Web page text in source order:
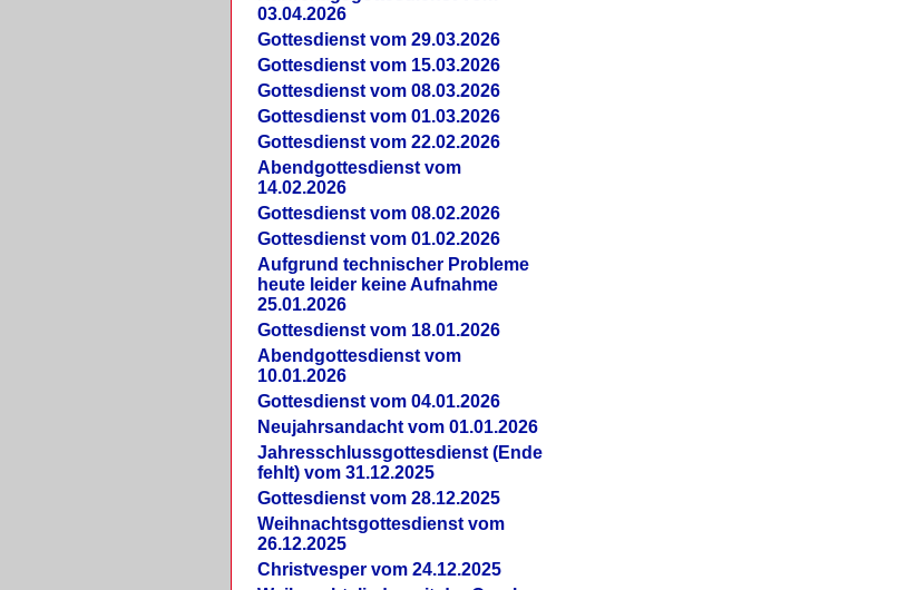
03.04.2026
Gottesdienst vom 29.03.2026
Gottesdienst vom 15.03.2026
Gottesdienst vom 08.03.2026
Gottesdienst vom 01.03.2026
Gottesdienst vom 22.02.2026
Abendgottesdienst vom
14.02.2026
Gottesdienst vom 08.02.2026
Gottesdienst vom 01.02.2026
Aufgrund technischer Probleme
heute leider keine Aufnahme
25.01.2026
Gottesdienst vom 18.01.2026
Abendgottesdienst vom
10.01.2026
Gottesdienst vom 04.01.2026
Neujahrsandacht vom 01.01.2026
Jahresschlussgottesdienst (Ende
fehlt) vom 31.12.2025
Gottesdienst vom 28.12.2025
Weihnachtsgottesdienst vom
26.12.2025
Christvesper vom 24.12.2025